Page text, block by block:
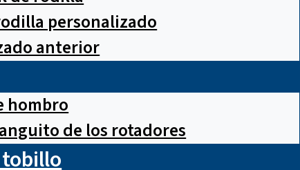
personalizado
anterior
hombro
de los rotadores